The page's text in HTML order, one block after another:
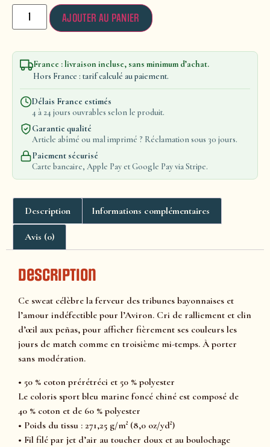
AJOUTER AU PANIER
France : livraison incluse, sans minimum d’achat.
Hors France : tarif calculé au paiement.
Délais France estimés
4 à 24 jours ouvrables selon le produit.
Garantie qualité
Article abîmé ou mal imprimé ? Réclamation sous 30 jours.
Paiement sécurisé
Carte bancaire, Apple Pay et Google Pay via Stripe.
Description Informations complémentaires
Avis (0)
Description
Ce sweat célèbre la ferveur des tribunes bayonnaises et
l’amour indéfectible pour l’Aviron. Cri de ralliement et clin
d’œil aux peñas, pour afficher fièrement ses couleurs les
jours de match comme en troisième mi-temps. À porter
sans modération.
• 50 % coton prérétréci et 50 % polyester
Le coloris sport bleu marine foncé chiné est composé de
40 % coton et de 60 % polyester
• Poids du tissu : 271,25 g/m² (8,0 oz/yd²)
• Fil filé par jet d’air au toucher doux et au boulochage